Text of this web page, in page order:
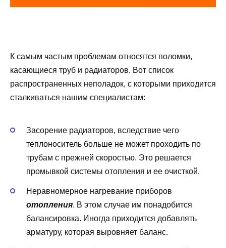
К самым частым проблемам относятся поломки,
касающиеся труб и радиаторов. Вот список
распространенных неполадок, с которыми приходится
сталкиваться нашим специалистам:
Засорение радиаторов, вследствие чего
теплоноситель больше не может проходить по
трубам с прежней скоростью. Это решается
промывкой системы отопления и ее очисткой.
Неравномерное нагревание приборов
отопления. В этом случае им понадобится
балансировка. Иногда приходится добавлять
арматуру, которая выровняет баланс.